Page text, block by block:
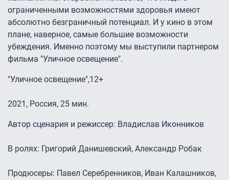
ограниченными возможностями здоровья имеют
абсолютно безграничный потенциал. И у кино в этом
плане, наверное, самые большие возможности
убеждения. Именно поэтому мы выступили партнером
фильма "Уличное освещение".
"Уличное освещение",12+
2021, Россия, 25 мин.
Автор сценария и режиссер: Владислав Иконников
В ролях: Григорий Данишевский, Александр Робак
Продюсеры: Павел Серебренников, Иван Калашников,